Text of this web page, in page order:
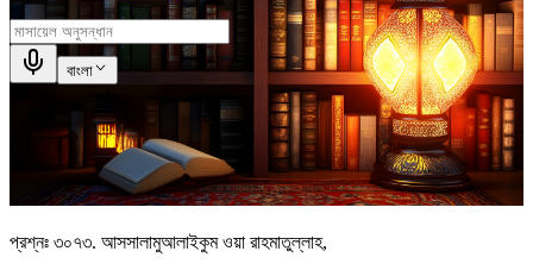
বাংলা
প্রশ্নঃ ৩০৭৩. আসসালামুআলাইকুম ওয়া রাহমাতুল্লাহ,